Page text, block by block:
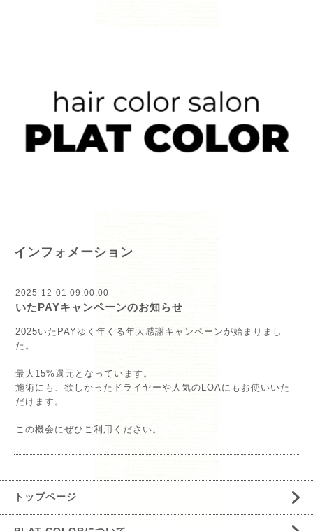
インフォメーション
2025-12-01 09:00:00
いたPAYキャンペーンのお知らせ
2025いたPAYゆく年くる年大感謝キャンペーンが始まりまし
た。
最大15%還元となっています。
施術にも、欲しかったドライヤーや人気のLOAにもお使いいた
だけます。
この機会にぜひご利用ください。
トップページ